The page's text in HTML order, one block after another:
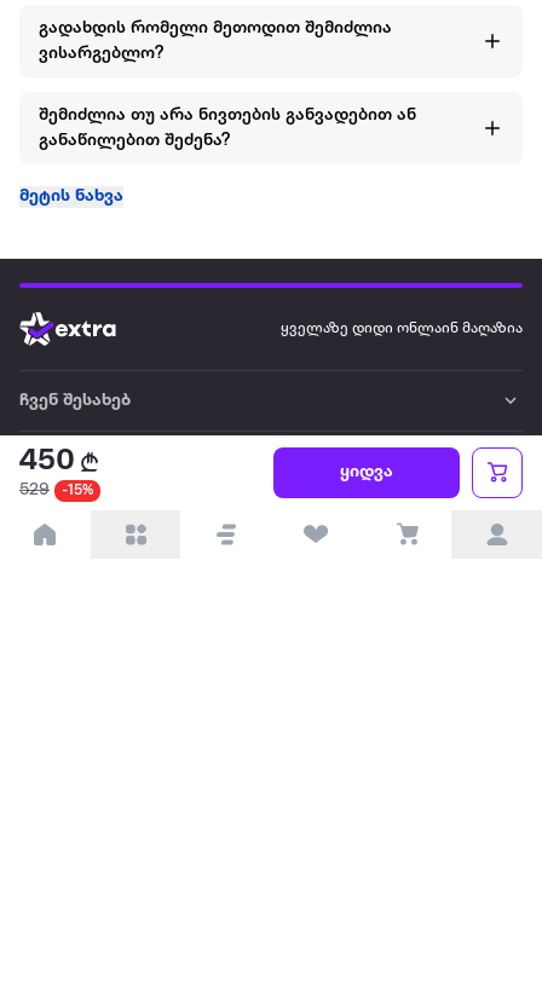
450
529 -15%
ყიდვა
გადახდის რომელი მეთოდით შემიძლია
ვისარგებლო?
შემიძლია თუ არა ნივთების განვადებით ან
განაწილებით შეძენა?
მეტის ნახვა
ყველაზე დიდი ონლაინ მაღაზია
ჩვენ შესახებ
წესები და პირობები
პარტნიორებისთვის